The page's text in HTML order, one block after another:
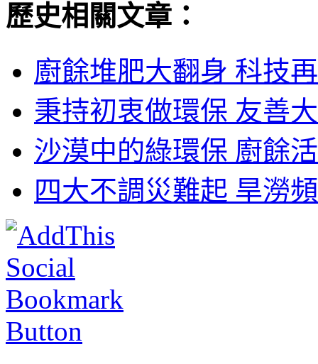
歷史相關文章：
廚餘堆肥大翻身 科技
秉持初衷做環保 友善
沙漠中的綠環保 廚餘
四大不調災難起 旱澇